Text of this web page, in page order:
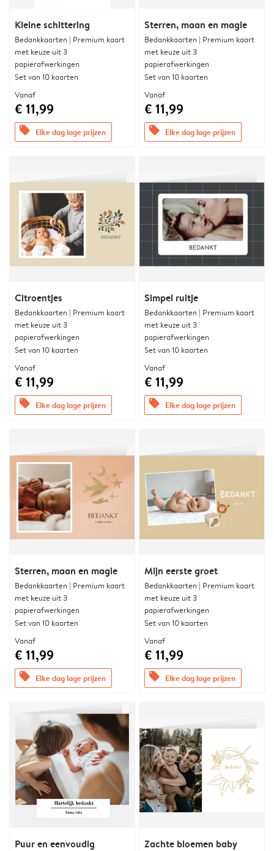
Kleine schittering
Bedankkaarten | Premium kaart
met keuze uit 3
papierafwerkingen
Set van 10 kaarten
Vanaf
€ 11,99
offers Elke dag lage prijzen
Sterren, maan en magie
Bedankkaarten | Premium kaart
met keuze uit 3
papierafwerkingen
Set van 10 kaarten
Vanaf
€ 11,99
offers Elke dag lage prijzen
Citroentjes
Bedankkaarten | Premium kaart
met keuze uit 3
papierafwerkingen
Set van 10 kaarten
Vanaf
€ 11,99
offers Elke dag lage prijzen
Simpel ruitje
Bedankkaarten | Premium kaart
met keuze uit 3
papierafwerkingen
Set van 10 kaarten
Vanaf
€ 11,99
offers Elke dag lage prijzen
Sterren, maan en magie
Bedankkaarten | Premium kaart
met keuze uit 3
papierafwerkingen
Set van 10 kaarten
Vanaf
€ 11,99
offers Elke dag lage prijzen
Mijn eerste groet
Bedankkaarten | Premium kaart
met keuze uit 3
papierafwerkingen
Set van 10 kaarten
Vanaf
€ 11,99
offers Elke dag lage prijzen
Puur en eenvoudig Zachte bloemen baby